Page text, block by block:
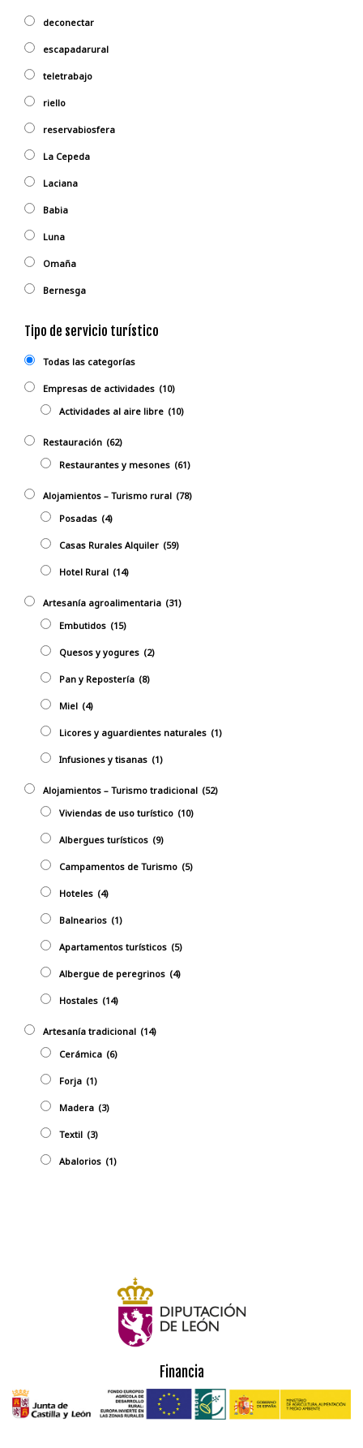
deconectar
escapadarural
teletrabajo
riello
reservabiosfera
La Cepeda
Laciana
Babia
Luna
Omaña
Bernesga
Tipo de servicio turístico
Todas las categorías
Empresas de actividades (10)
Actividades al aire libre (10)
Restauración (62)
Restaurantes y mesones (61)
Alojamientos – Turismo rural (78)
Posadas (4)
Casas Rurales Alquiler (59)
Hotel Rural (14)
Artesanía agroalimentaria (31)
Embutidos (15)
Quesos y yogures (2)
Pan y Repostería (8)
Miel (4)
Licores y aguardientes naturales (1)
Infusiones y tisanas (1)
Alojamientos – Turismo tradicional (52)
Viviendas de uso turístico (10)
Albergues turísticos (9)
Campamentos de Turismo (5)
Hoteles (4)
Balnearios (1)
Apartamentos turísticos (5)
Albergue de peregrinos (4)
Hostales (14)
Artesaní­a tradicional (14)
Cerámica (6)
Forja (1)
Madera (3)
Textil (3)
Abalorios (1)
Financia